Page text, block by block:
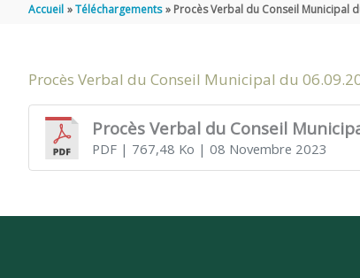
Accueil Téléchargements Procès Verbal du Conseil Municipal
Procès Verbal du Conseil Municipal du
Procès Verbal du Conseil
PDF| 767,48 Ko | 08 Novembre 2023